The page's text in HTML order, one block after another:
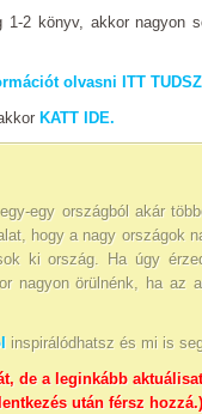
2 könyv, akkor nagyon
olvasni ITT
KATT IDE.
egy országból akár
hogy a nagy országok
ki ország. Ha úgy
nagyon örülnénk, ha az
inspirálódhatsz és mi is
de a leginkább
után férsz hozzá.)